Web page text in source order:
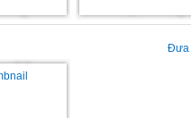
Đưa